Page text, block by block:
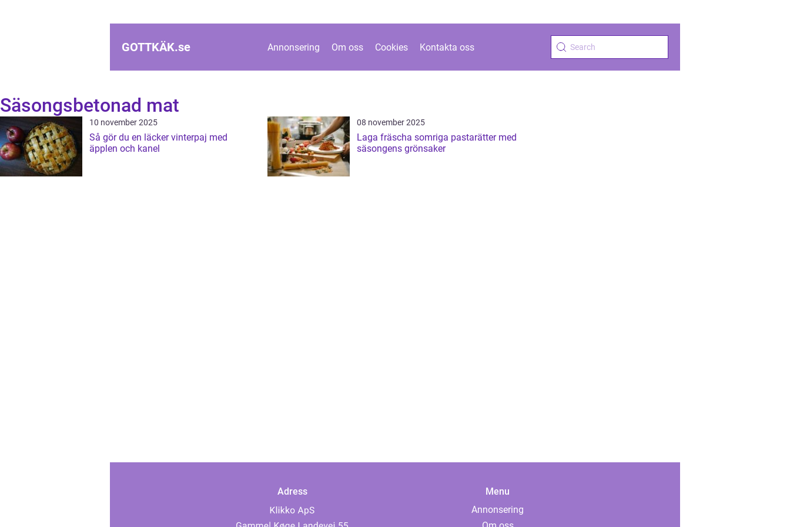
GOTTKÄK.se Annonsering Om oss Cookies Kontakta oss
Säsongsbetonad mat
10 november 2025
Så gör du en läcker vinterpaj med
äpplen och kanel
08 november 2025
Laga fräscha somriga pastarätter med
säsongens grönsaker
Adress
Menu
Annonsering